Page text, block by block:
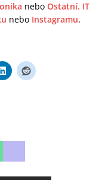
nebo Ostatní. IT
nebo Instagramu.